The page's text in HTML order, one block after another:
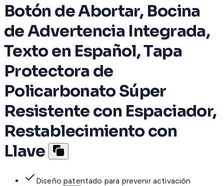
Botón de Abortar, Bocina
de Advertencia Integrada,
Texto en Español, Tapa
Protectora de
Policarbonato Súper
Resistente con Espaciador,
Restablecimiento con
Llave
Diseño patentado para prevenir activación